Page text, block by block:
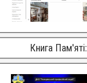
Книга Пам'яті: